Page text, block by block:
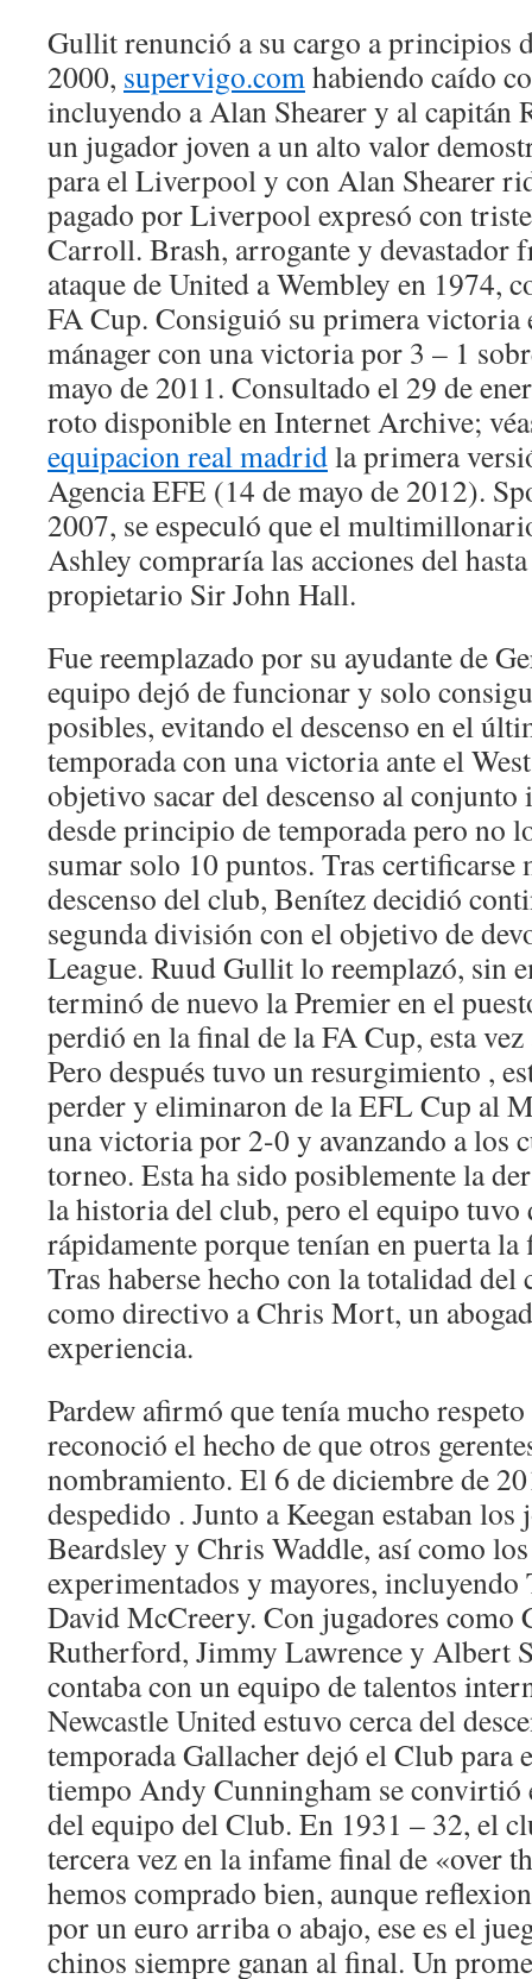
Gullit renunció a su cargo a principios
2000, supervigo.comhabiendo caído
incluyendo a Alan Shearer y al capitán
un jugador joven a un alto valor
para el Liverpool y con Alan Shearer
pagado por Liverpool expresó con
Carroll. Brash, arrogante y devastador
ataque de United a Wembley en 1974,
FA Cup. Consiguió su primera victoria
mánager con una victoria por 3 – 1
mayo de 2011. Consultado el 29 de
roto disponible en Internet Archive;
equipacion real madridla primera
Agencia EFE (14 de mayo de 2012).
2007, se especuló que el
Ashley compraría las acciones del
propietario Sir John Hall.
Fue reemplazado por su ayudante de
equipo dejó de funcionar y solo
posibles, evitando el descenso en el
temporada con una victoria ante el
objetivo sacar del descenso al conjunto
desde principio de temporada pero no
sumar solo 10 puntos. Tras certificarse
descenso del club, Benítez decidió
segunda división con el objetivo de
League. Ruud Gullit lo reemplazó, sin
terminó de nuevo la Premier en el
perdió en la final de la FA Cup, esta
Pero después tuvo un resurgimiento ,
perder y eliminaron de la EFL Cup al
una victoria por 2-0 y avanzando a los
torneo. Esta ha sido posiblemente la
la historia del club, pero el equipo tuvo
rápidamente porque tenían en puerta
Tras haberse hecho con la totalidad
como directivo a Chris Mort, un
experiencia.
Pardew afirmó que tenía mucho
reconoció el hecho de que otros
nombramiento. El 6 de diciembre de
despedido . Junto a Keegan estaban los
Beardsley y Chris Waddle, así como
experimentados y mayores,
David McCreery. Con jugadores como
Rutherford, Jimmy Lawrence y Albert
contaba con un equipo de talentos
Newcastle United estuvo cerca del
temporada Gallacher dejó el Club para
tiempo Andy Cunningham se convirtió
del equipo del Club. En 1931 – 32, el
tercera vez en la infame final de «over
hemos comprado bien, aunque
por un euro arriba o abajo, ese es el
chinos siempre ganan al final. Un